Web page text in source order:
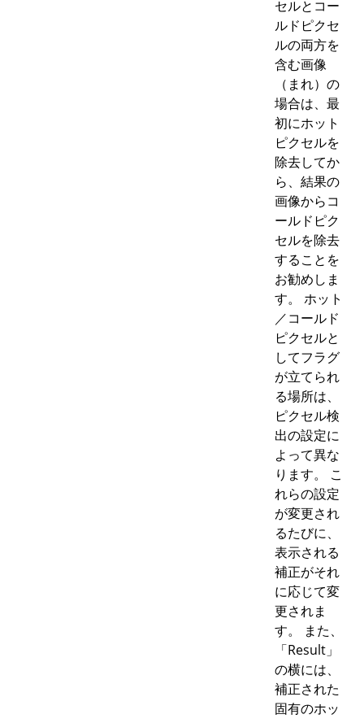
セルとコー
ルドピクセ
ルの両方を
含む画像
（まれ）の
場合は、最
初にホット
ピクセルを
除去してか
ら、結果の
画像からコ
ールドピク
セルを除去
することを
お勧めしま
す。 ホット
／コールド
ピクセルと
してフラグ
が立てられ
る場所は、
ピクセル検
出の設定に
よって異な
ります。 こ
れらの設定
が変更され
るたびに、
表示される
補正がそれ
に応じて変
更されま
す。 また、
「Result」
の横には、
補正された
固有のホッ